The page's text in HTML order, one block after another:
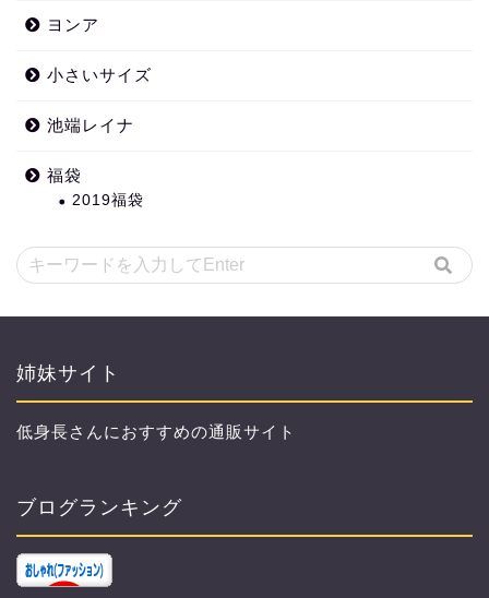
ヨンア
小さいサイズ
池端レイナ
福袋
2019福袋
姉妹サイト
低身長さんにおすすめの通販サイト
ブログランキング